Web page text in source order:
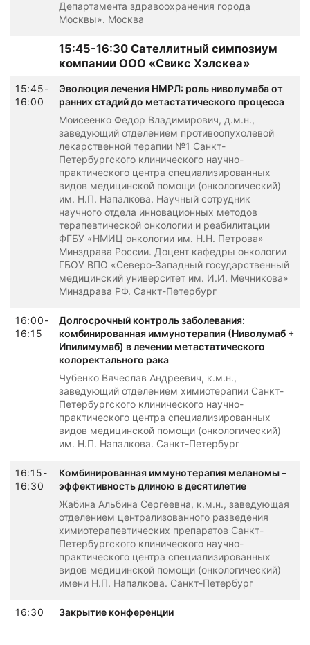
Департамента здравоохранения города
Москвы». Москва
15:45-16:30 Сателлитный симпозиум
компании ООО «Свикс Хэлскеа»
15:45-
16:00
Эволюция лечения НМРЛ: роль ниволумаба от
ранних стадий до метастатического процесса
Моисеенко Федор Владимирович, д.м.н.,
заведующий отделением противоопухолевой
лекарственной терапии №1 Санкт-
Петербургского клинического научно-
практического центра специализированных
видов медицинской помощи (онкологический)
им. Н.П. Напалкова. Научный сотрудник
научного отдела инновационных методов
терапевтической онкологии и реабилитации
ФГБУ «НМИЦ онкологии им. Н.Н. Петрова»
Минздрава России. Доцент кафедры онкологии
ГБОУ ВПО «Северо-Западный государственный
медицинский университет им. И.И. Мечникова»
Минздрава РФ. Санкт-Петербург
16:00-
16:15
Долгосрочный контроль заболевания:
комбинированная иммунотерапия (Ниволумаб +
Ипилимумаб) в лечении метастатического
колоректального рака
Чубенко Вячеслав Андреевич, к.м.н.,
заведующий отделением химиотерапии Санкт-
Петербургского клинического научно-
практического центра специализированных
видов медицинской помощи (онкологический)
им. Н.П. Напалкова. Санкт-Петербург
16:15-
16:30
Комбинированная иммунотерапия меланомы –
эффективность длиною в десятилетие
Жабина Альбина Сергеевна, к.м.н., заведующая
отделением централизованного разведения
химиотерапевтических препаратов Санкт-
Петербургского клинического научно-
практического центра специализированных
видов медицинской помощи (онкологический)
имени Н.П. Напалкова. Санкт-Петербург
16:30 Закрытие конференции